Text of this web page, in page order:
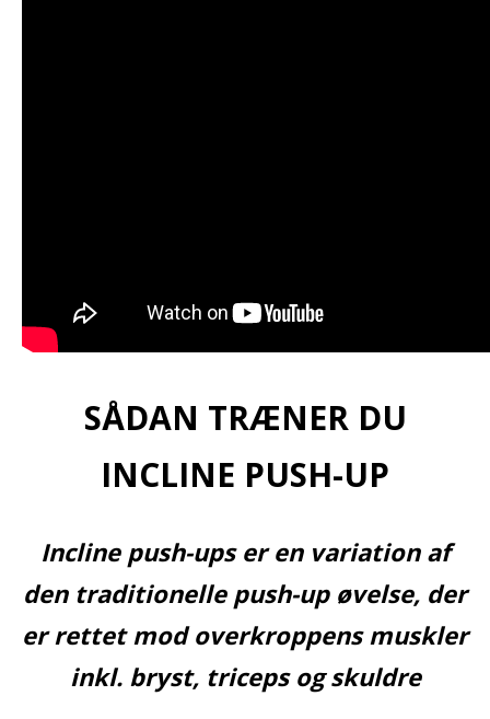
SÅDAN TRÆNER DU
INCLINE PUSH-UP
Incline push-ups er en variation af
den traditionelle push-up øvelse, der
er rettet mod overkroppens muskler
inkl. bryst, triceps og skuldre